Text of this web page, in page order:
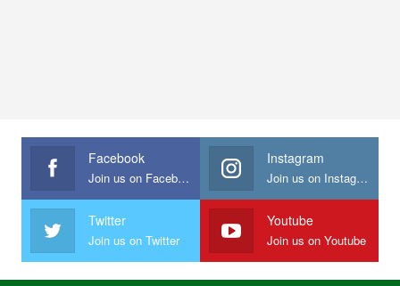
Facebook
Join us on Facebook
Instagram
Join us on Instagram
Twitter
Join us on Twitter
Youtube
Join us on Youtube